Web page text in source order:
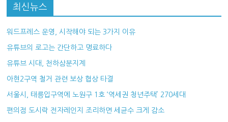
최신뉴스
워드프레스 운영, 시작해야 되는 3가지 이유
유튜브의 로고는 간단하고 명료하다
유튜브 시대, 천하삼분지계
아현2구역 철거 관련 보상 협상 타결
서울시, 태릉입구역에 노원구 1호 ‘역세권 청년주택’ 270세대
편의점 도시락 전자레인지 조리하면 세균수 크게 감소